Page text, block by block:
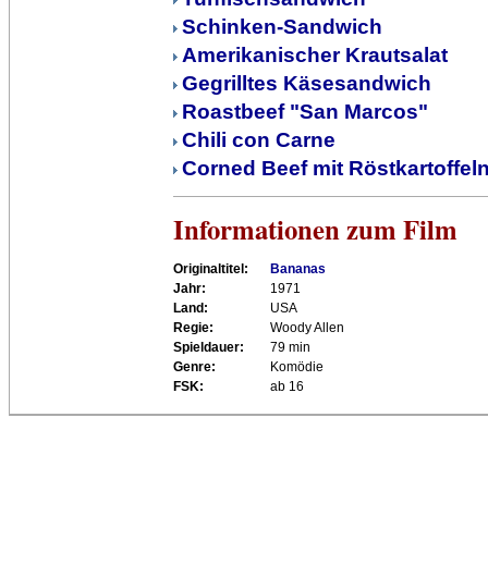
Schinken-Sandwich
Amerikanischer Krautsalat
Gegrilltes Käsesandwich
Roastbeef "San Marcos"
Chili con Carne
Corned Beef mit
Informationen zum Film
Originaltitel:
Bananas
Jahr:
1971
Land:
USA
Regie:
Woody Allen
Spieldauer:
79 min
Genre:
Komödie
FSK:
ab 16